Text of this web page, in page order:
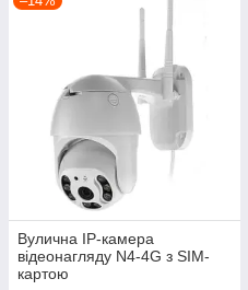
Вулична IP-камера
відеонагляду N4-4G з SIM-
картою